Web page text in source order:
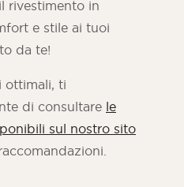
rivestimento in
e stile ai tuoi
da te!
ottimali, ti
di consultare le
sul nostro sito